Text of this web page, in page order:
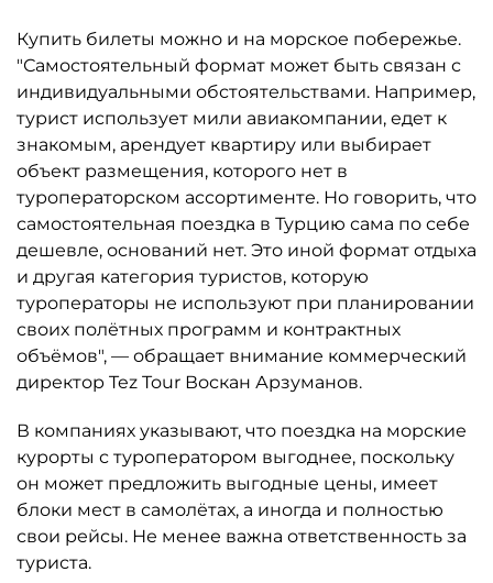
Купить билеты можно и на морское побережье.
"Самостоятельный формат может быть связан с
индивидуальными обстоятельствами. Например,
турист использует мили авиакомпании, едет к
знакомым, арендует квартиру или выбирает
объект размещения, которого нет в
туроператорском ассортименте. Но говорить, что
самостоятельная поездка в Турцию сама по себе
дешевле, оснований нет. Это иной формат отдыха
и другая категория туристов, которую
туроператоры не используют при планировании
своих полётных программ и контрактных
объёмов", — обращает внимание коммерческий
директор Tez Tour Воскан Арзуманов.
В компаниях указывают, что поездка на морские
курорты с туроператором выгоднее, поскольку
он может предложить выгодные цены, имеет
блоки мест в самолётах, а иногда и полностью
свои рейсы. Не менее важна ответственность за
туриста.